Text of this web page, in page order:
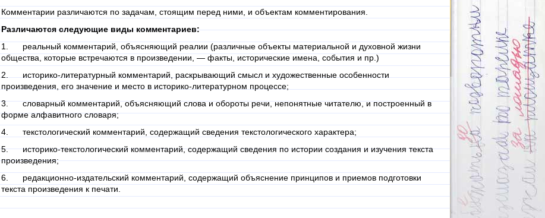
Комментарии различаются по задачам, стоящим перед ними, и объектам комментирования.
Различаются следующие виды комментариев:
1. реальный комментарий, объясняющий реалии (различные объекты материальной и духовной жизни
общества, которые встречаются в произведении, — факты, исторические имена, события и пр.)
2. историко-литературный комментарий, раскрывающий смысл и художественные особенности
произведения, его значение и место в историко-литературном процессе;
3. словарный комментарий, объясняющий слова и обороты речи, непонятные читателю, и построенный в
форме алфавитного словаря;
4. текстологический комментарий, содержащий сведения текстологического характера;
5. историко-текстологический комментарий, содержащий сведения по истории создания и изучения текста
произведения;
6. редакционно-издательский комментарий, содержащий объяснение принципов и приемов подготовки
текста произведения к печати.